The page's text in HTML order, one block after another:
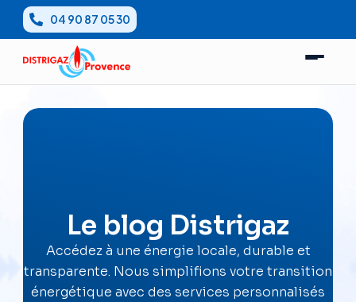
04 90 87 05 30
Le blog Distrigaz
Accédez à une énergie locale, durable et
transparente. Nous simplifions votre transition
énergétique avec des services personnalisés